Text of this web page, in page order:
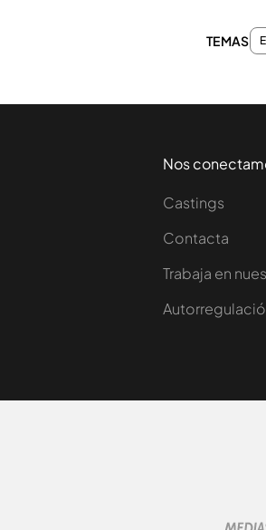
TEMAS
Nos
Castings
Contacta
Trabaja en